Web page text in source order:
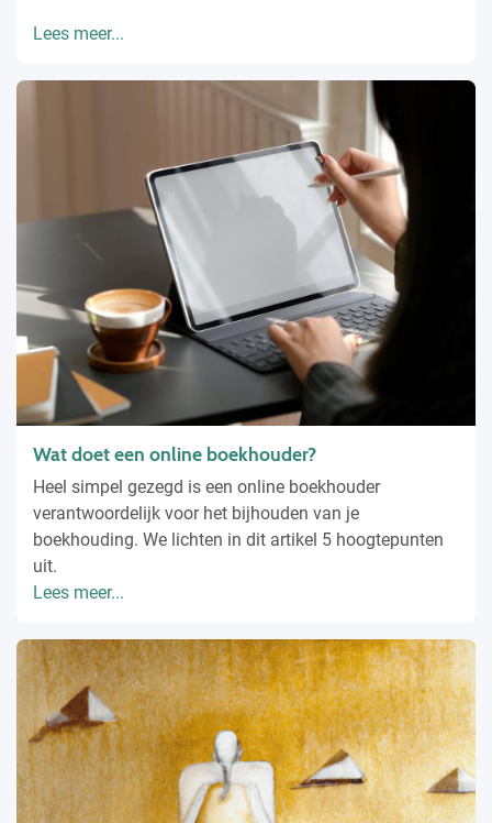
Lees meer...
Wat doet een online boekhouder?
Heel simpel gezegd is een online boekhouder
verantwoordelijk voor het bijhouden van je
boekhouding. We lichten in dit artikel 5 hoogtepunten
uit.
Lees meer...